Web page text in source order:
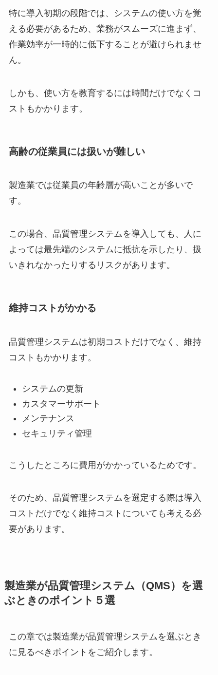
特に導入初期の段階では、システムの使い方を覚
える必要があるため、業務がスムーズに進まず、
作業効率が一時的に低下することが避けられませ
ん。
しかも、使い方を教育するには時間だけでなくコ
ストもかかります。
高齢の従業員には扱いが難しい
製造業では従業員の年齢層が高いことが多いで
す。
この場合、品質管理システムを導入しても、人に
よっては最先端のシステムに抵抗を示したり、扱
いきれなかったりするリスクがあります。
維持コストがかかる
品質管理システムは初期コストだけでなく、維持
コストもかかります。
システムの更新
カスタマーサポート
メンテナンス
セキュリティ管理
こうしたところに費用がかかっているためです。
そのため、品質管理システムを選定する際は導入
コストだけでなく維持コストについても考える必
要があります。
製造業が品質管理システム（QMS）を選
ぶときのポイント５選
この章では製造業が品質管理システムを選ぶとき
に見るべきポイントをご紹介します。